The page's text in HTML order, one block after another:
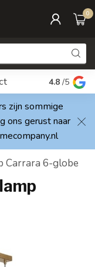
0
Elke dag
4.8 /5
zijn sommige
ons gerust naar
Carrara 6-globe